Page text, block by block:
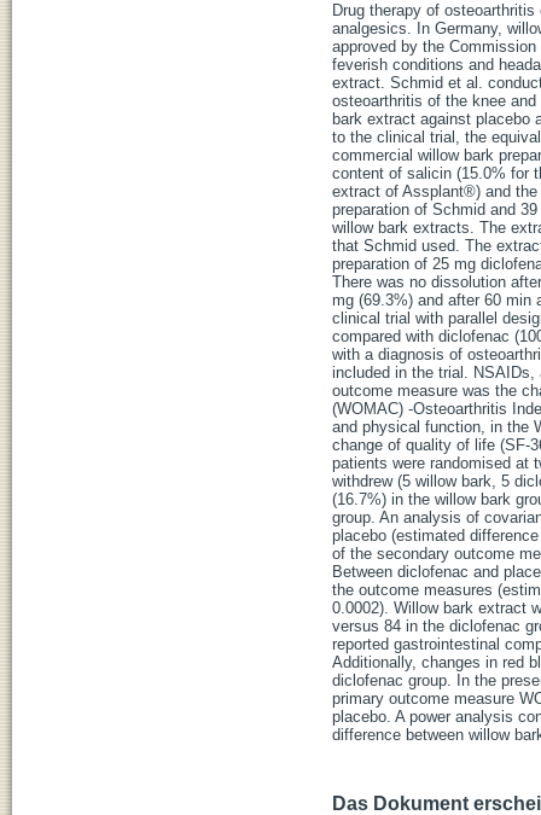
Drug therapy of
analgesics. In Germany,
approved by the
feverish conditions and
extract. Schmid et al.
osteoarthritis of the knee
bark extract against placebo
to the clinical trial, the
commercial willow bark
content of salicin (15.0% for
extract of Assplant®) and
preparation of Schmid and
willow bark extracts. The
that Schmid used. The
preparation of 25 mg
There was no dissolution
mg (69.3%) and after 60 min
clinical trial with parallel
compared with diclofenac
with a diagnosis of
included in the trial.
outcome measure was the
(WOMAC) -Osteoarthritis
and physical function, in the
change of quality of life (SF-
patients were randomised at
withdrew (5 willow bark, 5
(16.7%) in the willow bark
group. An analysis of
placebo (estimated
of the secondary outcome
Between diclofenac and
the outcome measures
0.0002). Willow bark extract
versus 84 in the diclofenac
reported gastrointestinal
Additionally, changes in red
diclofenac group. In the
primary outcome measure
placebo. A power analysis
difference between willow
Das Dokument